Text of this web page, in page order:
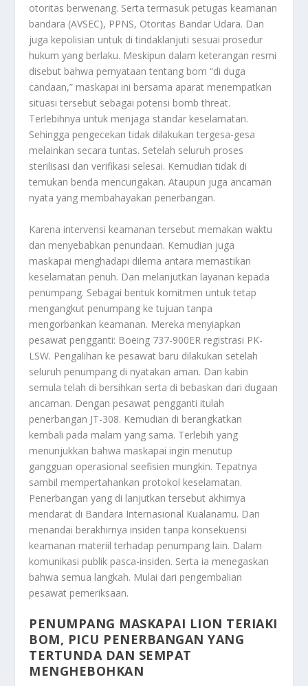
otoritas berwenang. Serta termasuk petugas keamanan
bandara (AVSEC), PPNS, Otoritas Bandar Udara. Dan
juga kepolisian untuk di tindaklanjuti sesuai prosedur
hukum yang berlaku. Meskipun dalam keterangan resmi
disebut bahwa pernyataan tentang bom “di duga
candaan,” maskapai ini bersama aparat menempatkan
situasi tersebut sebagai potensi bomb threat.
Terlebihnya untuk menjaga standar keselamatan.
Sehingga pengecekan tidak dilakukan tergesa-gesa
melainkan secara tuntas. Setelah seluruh proses
sterilisasi dan verifikasi selesai. Kemudian tidak di
temukan benda mencurigakan. Ataupun juga ancaman
nyata yang membahayakan penerbangan.
Karena intervensi keamanan tersebut memakan waktu
dan menyebabkan penundaan. Kemudian juga
maskapai menghadapi dilema antara memastikan
keselamatan penuh. Dan melanjutkan layanan kepada
penumpang. Sebagai bentuk komitmen untuk tetap
mengangkut penumpang ke tujuan tanpa
mengorbankan keamanan. Mereka menyiapkan
pesawat pengganti: Boeing 737-900ER registrasi PK-
LSW. Pengalihan ke pesawat baru dilakukan setelah
seluruh penumpang di nyatakan aman. Dan kabin
semula telah di bersihkan serta di bebaskan dari dugaan
ancaman. Dengan pesawat pengganti itulah
penerbangan JT-308. Kemudian di berangkatkan
kembali pada malam yang sama. Terlebih yang
menunjukkan bahwa maskapai ingin menutup
gangguan operasional seefisien mungkin. Tepatnya
sambil mempertahankan protokol keselamatan.
Penerbangan yang di lanjutkan tersebut akhirnya
mendarat di Bandara Internasional Kualanamu. Dan
menandai berakhirnya insiden tanpa konsekuensi
keamanan materiil terhadap penumpang lain. Dalam
komunikasi publik pasca-insiden. Serta ia menegaskan
bahwa semua langkah. Mulai dari pengembalian
pesawat pemeriksaan.
PENUMPANG MASKAPAI LION TERIAKI
BOM, PICU PENERBANGAN YANG
TERTUNDA DAN SEMPAT
MENGHEBOHKAN